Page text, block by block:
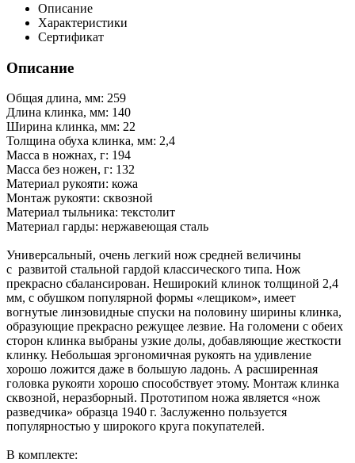
Описание
Характеристики
Сертификат
Описание
Общая длина, мм: 259
Длина клинка, мм: 140
Ширина клинка, мм: 22
Толщина обуха клинка, мм: 2,4
Масса в ножнах, г: 194
Масса без ножен, г: 132
Материал рукояти: кожа
Монтаж рукояти: сквозной
Материал тыльника: текстолит
Материал гарды: нержавеющая сталь
Универсальный, очень легкий нож средней величины
с развитой стальной гардой классического типа. Нож
прекрасно сбалансирован. Неширокий клинок толщиной 2,4
мм, с обушком популярной формы «лещиком», имеет
вогнутые линзовидные спуски на половину ширины клинка,
образующие прекрасно режущее лезвие. На голомени с обеих
сторон клинка выбраны узкие долы, добавляющие жесткости
клинку. Небольшая эргономичная рукоять на удивление
хорошо ложится даже в большую ладонь. А расширенная
головка рукояти хорошо способствует этому. Монтаж клинка
сквозной, неразборный. Прототипом ножа является «нож
разведчика» образца 1940 г. Заслуженно пользуется
популярностью у широкого круга покупателей.
В комплекте: